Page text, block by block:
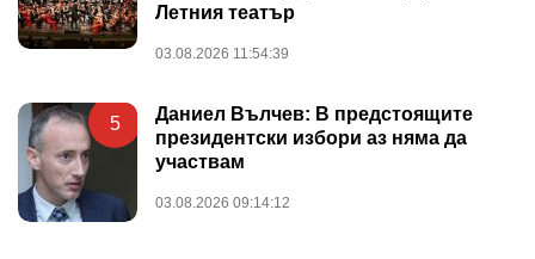
Летния театър
03.08.2026 11:54:39
5
Даниел Вълчев: В предстоящите
президентски избори аз няма да
участвам
03.08.2026 09:14:12